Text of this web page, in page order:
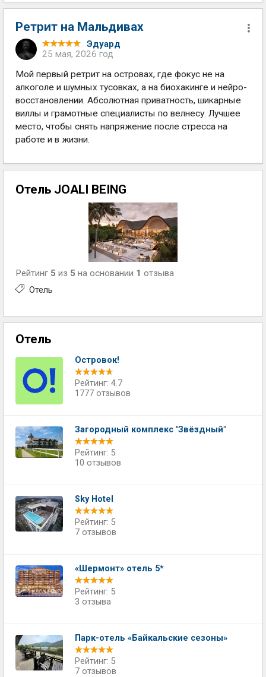
Ретрит на Мальдивах
Эдуард
25 мая, 2026 год
Мой первый ретрит на островах, где фокус не на
алкоголе и шумных тусовках, а на биохакинге и нейро-
восстановлении. Абсолютная приватность, шикарные
виллы и грамотные специалисты по велнесу. Лучшее
место, чтобы снять напряжение после стресса на
работе и в жизни.
Отель JOALI BEING
Рейтинг 5 из 5 на основании 1 отзыва
Отель
Отель
Островок!
Рейтинг: 4.7
1777 отзывов
Загородный комплекс "Звёздный"
Рейтинг: 5
10 отзывов
Sky Hotel
Рейтинг: 5
7 отзывов
«Шермонт» отель 5*
Рейтинг: 5
3 отзыва
Парк-отель «Байкальские сезоны»
Рейтинг: 5
7 отзывов